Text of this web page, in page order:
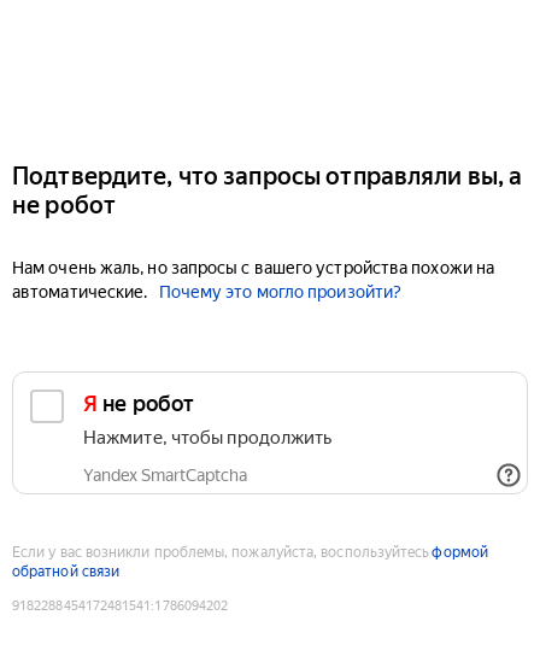
Подтвердите, что запросы отправляли вы, а
не робот
Нам очень жаль, но запросы с вашего устройства похожи на
автоматические.
Почему это могло произойти?
Я не робот
Нажмите, чтобы продолжить
Yandex SmartCaptcha
Если у вас возникли проблемы, пожалуйста, воспользуйтесьформой
обратной связи
9182288454172481541 :1786094202